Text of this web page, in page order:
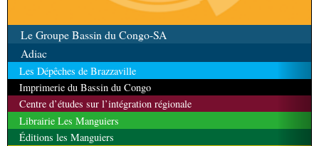
Le Groupe Bassin du Congo-SA
Adiac
Les Dépêches de Brazzaville
Imprimerie du Bassin du Congo
Centre d’études sur l’intégration régionale
Librairie Les Manguiers
Éditions les Manguiers